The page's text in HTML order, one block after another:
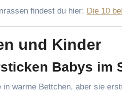
findest du hier: Die 10
und Kinder
Babys im
warme Bettchen, aber sie